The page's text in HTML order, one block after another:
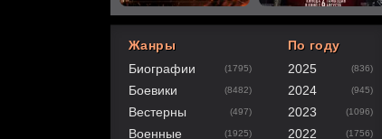
40
1 2 3 4
Жанры
Биографии
(1795)
Боевики (8482)
Вестерны (497)
Военные (1925)
По году
2025
(836)
2024 (945)
2023 (1096)
2022 (1756)